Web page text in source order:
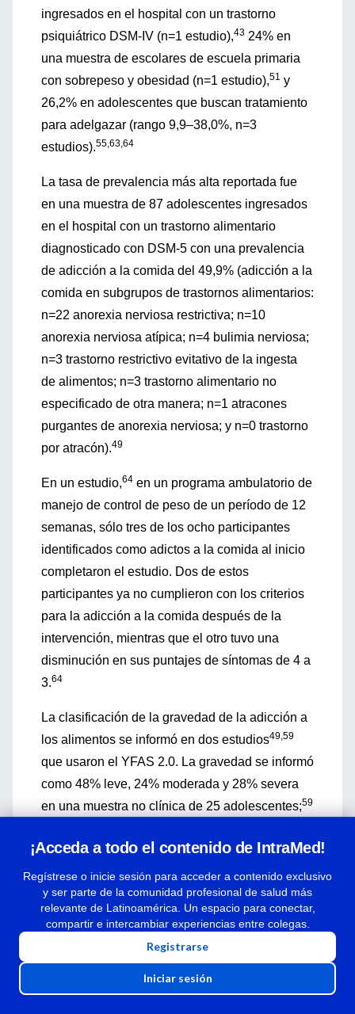
ingresados en el hospital con un trastorno
psiquiátrico DSM-IV (n=1 estudio),43 24% en
una muestra de escolares de escuela primaria
con sobrepeso y obesidad (n=1 estudio),51 y
26,2% en adolescentes que buscan tratamiento
para adelgazar (rango 9,9–38,0%, n=3
estudios).55,63,64
La tasa de prevalencia más alta reportada fue
en una muestra de 87 adolescentes ingresados
en el hospital con un trastorno alimentario
diagnosticado con DSM-5 con una prevalencia
de adicción a la comida del 49,9% (adicción a la
comida en subgrupos de trastornos alimentarios:
n=22 anorexia nerviosa restrictiva; n=10
anorexia nerviosa atípica; n=4 bulimia nerviosa;
n=3 trastorno restrictivo evitativo de la ingesta
de alimentos; n=3 trastorno alimentario no
especificado de otra manera; n=1 atracones
purgantes de anorexia nerviosa; y n=0 trastorno
por atracón).49
En un estudio,64 en un programa ambulatorio de
manejo de control de peso de un período de 12
semanas, sólo tres de los ocho participantes
identificados como adictos a la comida al inicio
completaron el estudio. Dos de estos
participantes ya no cumplieron con los criterios
para la adicción a la comida después de la
intervención, mientras que el otro tuvo una
disminución en sus puntajes de síntomas de 4 a
3.64
La clasificación de la gravedad de la adicción a
los alimentos se informó en dos estudios49,59
que usaron el YFAS 2.0. La gravedad se informó
como 48% leve, 24% moderada y 28% severa
en una muestra no clínica de 25 adolescentes;59
en una muestra clínica de 43 adolescentes con
trastorno alimentario comórbido y adicción a la
comida diagnosticado con DSM-5.49
Seis estudios43,44,46,47,54,56reportaron
prevalencia por sexo, con participantes
femeninas que tienen una prevalencia
significativamente mayor que los participantes
¡Acceda a todo el contenido de IntraMed!
Regístrese o inicie sesión para acceder a contenido exclusivo
y ser parte de la comunidad profesional de salud más
relevante de Latinoamérica. Un espacio para conectar,
compartir e intercambiar experiencias entre colegas.
Registrarse
Iniciar sesión